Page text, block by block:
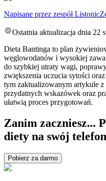
Napisane przez zespół Listonic
Ostatnia aktualizacja dnia 22
Dieta Bantinga to plan
węglowodanów i wysokiej
do szybkiej utraty wagi,
zwiększenia uczucia sytości
tym zaktualizowanym artykule
przydatnych wskazówek oraz
ułatwią proces przygotowań.
Zanim zaczniesz...
diety na swój
Pobierz za darmo